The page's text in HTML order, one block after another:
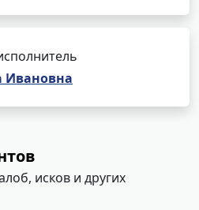
Ивановна
исков и других